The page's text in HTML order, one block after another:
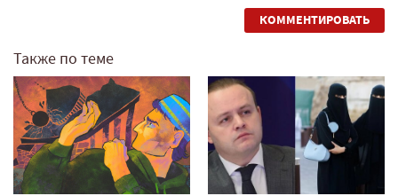
КОММЕНТИРОВАТЬ
Также по теме